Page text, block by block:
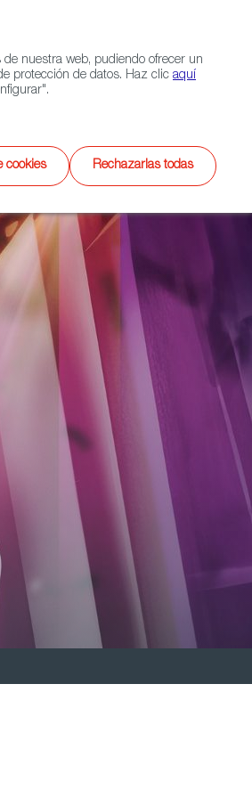
Selecciona
idioma
Buscar
XR
nuestra web, pudiendo ofrecer un
protección de datos. Haz clic aquí
cookies Rechazarlas todas